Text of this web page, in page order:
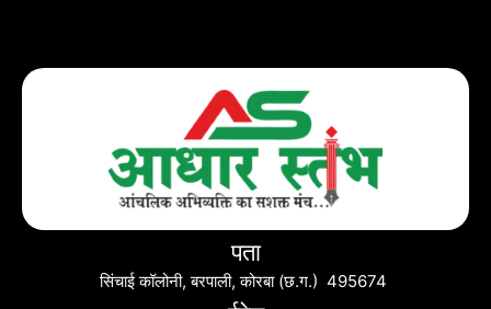
पता
सिंचाई कॉलोनी, बरपाली, कोरबा (छ.ग.) 495674